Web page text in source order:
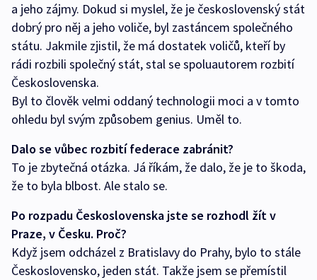
a jeho zájmy. Dokud si myslel, že je československý stát
dobrý pro něj a jeho voliče, byl zastáncem společného
státu. Jakmile zjistil, že má dostatek voličů, kteří by
rádi rozbili společný stát, stal se spoluautorem rozbití
Československa.
Byl to člověk velmi oddaný technologii moci a v tomto
ohledu byl svým způsobem genius. Uměl to.
Dalo se vůbec rozbití federace zabránit?
To je zbytečná otázka. Já říkám, že dalo, že je to škoda,
že to byla blbost. Ale stalo se.
Po rozpadu Československa jste se rozhodl žít v
Praze, v Česku. Proč?
Když jsem odcházel z Bratislavy do Prahy, bylo to stále
Československo, jeden stát. Takže jsem se přemístil